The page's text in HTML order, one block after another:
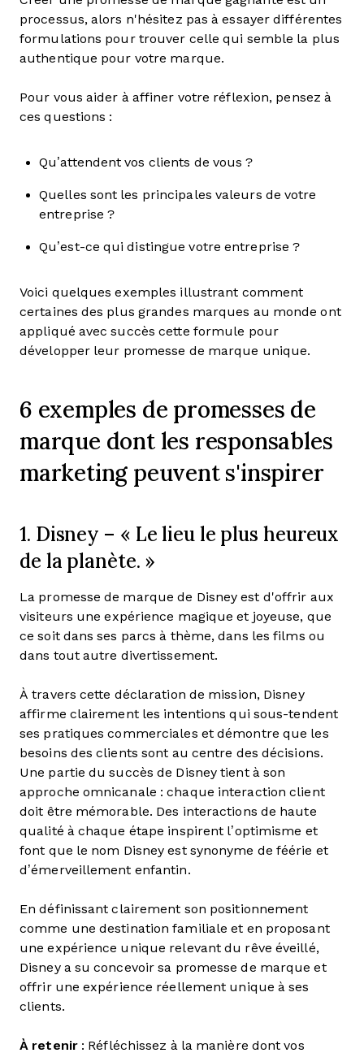
processus, alors n'hésitez pas à essayer différentes
formulations pour trouver celle qui semble la plus
authentique pour votre marque.
Pour vous aider à affiner votre réflexion, pensez à
ces questions :
Qu’attendent vos clients de vous ?
Quelles sont les principales valeurs de votre
entreprise ?
Qu’est-ce qui distingue votre entreprise ?
Voici quelques exemples illustrant comment
certaines des plus grandes marques au monde ont
appliqué avec succès cette formule pour
développer leur promesse de marque unique.
6 exemples de promesses de
marque dont les responsables
marketing peuvent s'inspirer
1. Disney – « Le lieu le plus heureux
de la planète. »
La promesse de marque de Disney est d'offrir aux
visiteurs une expérience magique et joyeuse, que
ce soit dans ses parcs à thème, dans les films ou
dans tout autre divertissement.
À travers cette déclaration de mission, Disney
affirme clairement les intentions qui sous-tendent
ses pratiques commerciales et démontre que les
besoins des clients sont au centre des décisions.
Une partie du succès de Disney tient à son
approche omnicanale : chaque interaction client
doit être mémorable. Des interactions de haute
qualité à chaque étape inspirent l’optimisme et
font que le nom Disney est synonyme de féérie et
d’émerveillement enfantin.
En définissant clairement son positionnement
comme une destination familiale et en proposant
une expérience unique relevant du rêve éveillé,
Disney a su concevoir sa promesse de marque et
offrir une expérience réellement unique à ses
clients.
À retenir: Réfléchissez à la manière dont vos